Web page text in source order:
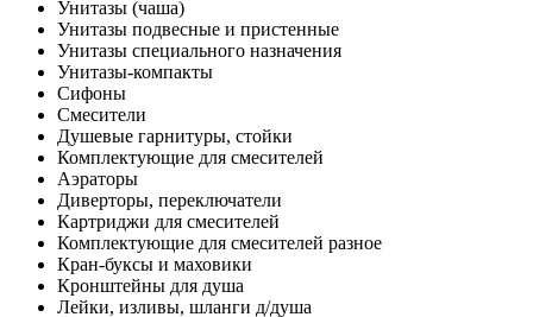
Унитазы (чаша)
Унитазы подвесные и пристенные
Унитазы специального назначения
Унитазы-компакты
Сифоны
Смесители
Душевые гарнитуры, стойки
Комплектующие для смесителей
Аэраторы
Диверторы, переключатели
Картриджи для смесителей
Комплектующие для смесителей разное
Кран-буксы и маховики
Кронштейны для душа
Лейки, изливы, шланги д/душа